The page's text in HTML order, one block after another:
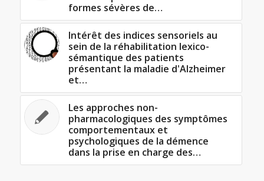
formes sévères de…
Intérêt des indices sensoriels au
sein de la réhabilitation lexico-
sémantique des patients
présentant la maladie d'Alzheimer
et…
Les approches non-
pharmacologiques des symptômes
comportementaux et
psychologiques de la démence
dans la prise en charge des…